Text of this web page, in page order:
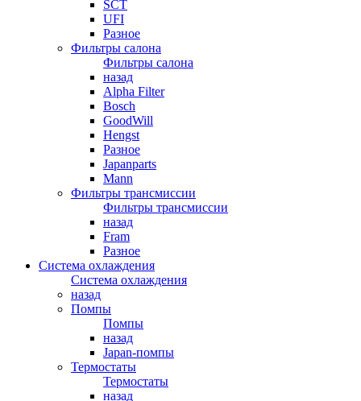
SCT
UFI
Разное
Фильтры салона
Фильтры салона
назад
Alpha Filter
Bosch
GoodWill
Hengst
Разное
Japanparts
Mann
Фильтры трансмиссии
Фильтры трансмиссии
назад
Fram
Разное
Система охлаждения
Система охлаждения
назад
Помпы
Помпы
назад
Japan-помпы
Термостаты
Термостаты
назад